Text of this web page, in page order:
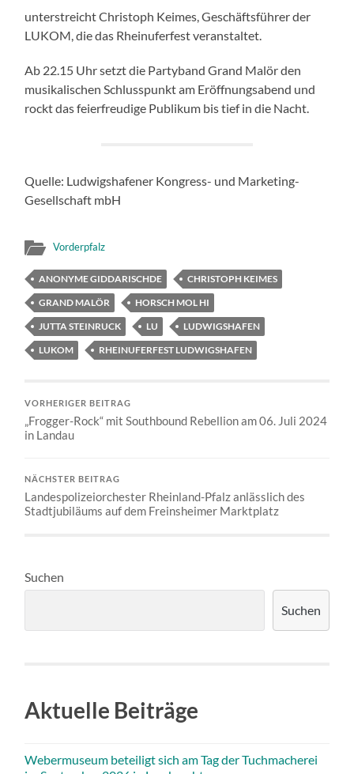
unterstreicht Christoph Keimes, Geschäftsführer der
LUKOM, die das Rheinuferfest veranstaltet.
Ab 22.15 Uhr setzt die Partyband Grand Malör den
musikalischen Schlusspunkt am Eröffnungsabend und
rockt das feierfreudige Publikum bis tief in die Nacht.
Quelle: Ludwigshafener Kongress- und Marketing-
Gesellschaft mbH
Vorderpfalz
ANONYME GIDDARISCHDE
CHRISTOPH KEIMES
GRAND MALÖR
HORSCH MOL HI
JUTTA STEINRUCK
LU
LUDWIGSHAFEN
LUKOM
RHEINUFERFEST LUDWIGSHAFEN
VORHERIGER BEITRAG
„Frogger-Rock“ mit Southbound Rebellion am 06. Juli 2024
in Landau
NÄCHSTER BEITRAG
Landespolizeiorchester Rheinland-Pfalz anlässlich des
Stadtjubiläums auf dem Freinsheimer Marktplatz
Suchen
Suchen
Aktuelle Beiträge
Webermuseum beteiligt sich am Tag der Tuchmacherei